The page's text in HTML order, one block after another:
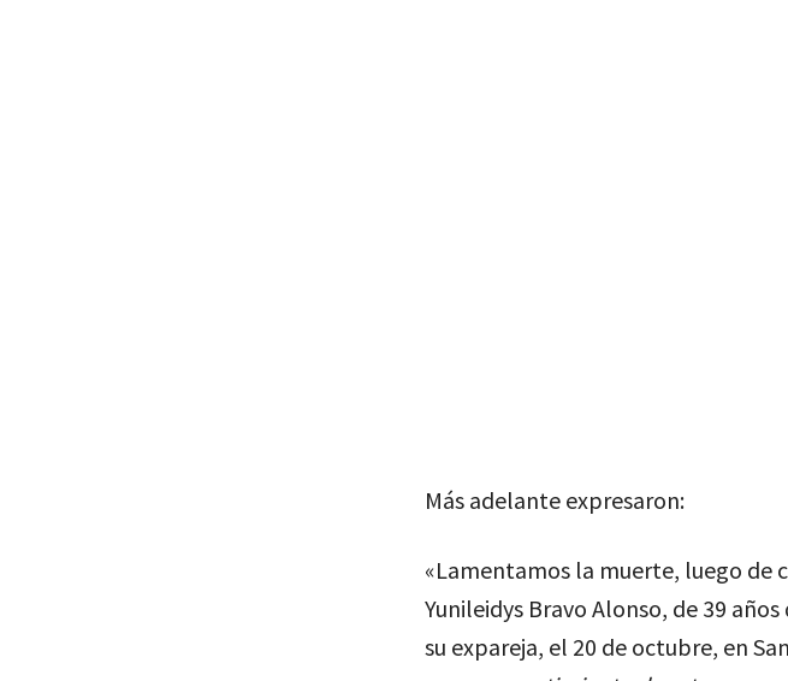
Más adelante expresaron:
«Lamentamos la muerte, luego de
Yunileidys Bravo Alonso, de 39
su expareja, el 20 de octubre, en